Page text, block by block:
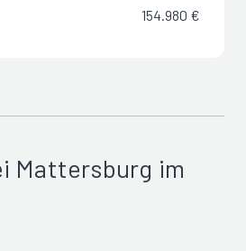
154.980 €
Mattersburg im